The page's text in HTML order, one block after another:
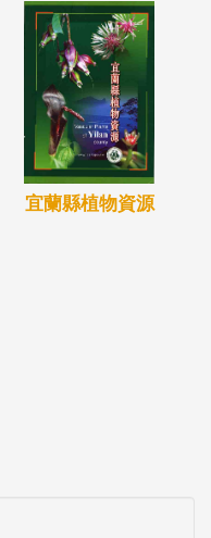
宜蘭縣植物資源